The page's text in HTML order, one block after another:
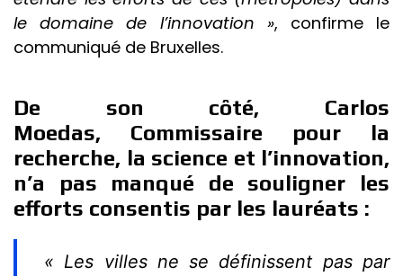
le domaine de l’innovation », confirme le
communiqué de Bruxelles.
De son côté, Carlos
Moedas, Commissaire pour la
recherche, la science et l’innovation,
n’a pas manqué de souligner les
efforts consentis par les lauréats :
« Les villes ne se définissent pas par